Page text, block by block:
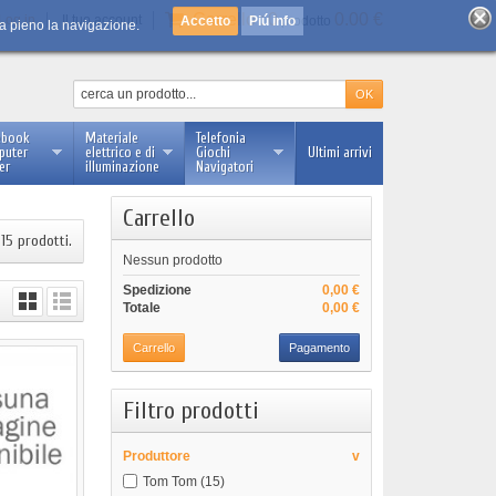
Log in Il tuo account Carrello :0prodotto
Ultimi arrivi
Materiale
elettrico e di
illuminazione
Telefonia
Giochi
Navigatori
pieno la navigazione. Piú info
prodotti.
Carrello
Nessun prodotto
0,00 €
Spedizione
0,00 €
Totale
Carrello Pagamento
Filtro prodotti
Produttore
v
Tom Tom(15)